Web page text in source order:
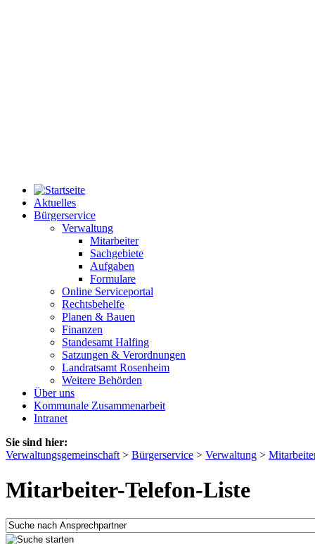
Aktuelles
Bürgerservice
Verwaltung
Mitarbeiter
Sachgebiete
Aufgaben
Formulare
Online Serviceportal
Rechtsbehelfe
Planen & Bauen
Finanzen
Standesamt Halfing
Satzungen & Verordnungen
Landratsamt Rosenheim
Weitere Behörden
Über uns
Kommunale Zusammenarbeit
Intranet
Sie sind hier:
Verwaltungsgemeinschaft > Bürgerservice > Verwaltung >
Mitarbeiter-Telefon-Liste